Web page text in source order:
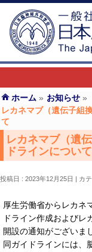
ホーム » お知らせ »
レカネマブ（遺伝子組
て
レカネマブ（遺
ドラインについて
投稿日 : 2023年12月25日 カ
厚生労働省からレカネ
ドライン作成およびレ
開設の通知がございま
同ガイドラインには、